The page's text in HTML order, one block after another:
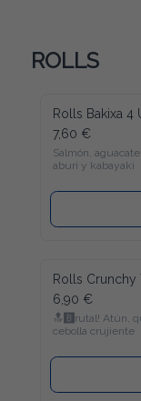
ROLLS
Rolls Bakixa 4
7,60 €
Salmón,
aburi y kabayaki
Rolls Crunchy
6,90 €
🔝🅱️rutal! Atún,
cebolla crujiente